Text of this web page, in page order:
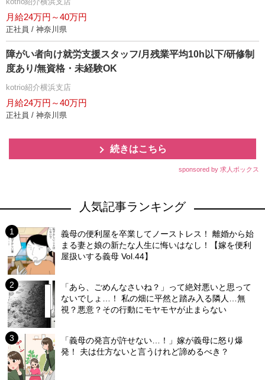
月給24万円～40万円
正社員 / 神奈川県
障がい者向け就労支援スタッフ/月残業平均10h以下/研修制
度あり/無資格・未経験OK
kotrio紹介横浜支店
月給24万円～40万円
正社員 / 神奈川県
続きはこちら
sponsored by 求人ボックス
人気記事ランキング
義母の便利屋を卒業してノーストレス！ 離婚から始
まる妻と娘の新たな人生に悔いはなし！【嫁を便利
屋扱いする義母 Vol.44】
「あら、ごめんなさいね？」って絶対悪いと思って
ないでしょ…！ 私の畑に平然と踏み入る隣人…無
視？悪意？その行動にモヤモヤが止まらない
「義母の発言が許せない…！」嫁が義母に怒り爆
発！ 夫は仕方ないと言うけれど諦めるべき？